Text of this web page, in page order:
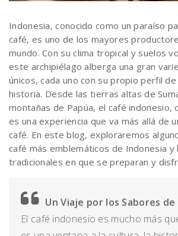
Indonesia, conocido como un paraíso
café, es uno de los mayores
mundo. Con su clima tropical y suelos
este archipiélago alberga una gran
únicos, cada uno con su propio perfil
historia. Desde las tierras altas de
montañas de Papúa, el café indonesio,
es una experiencia que va más allá de
café. En este blog, exploraremos
café más emblemáticos de Indonesia y
tradicionales en que se preparan y
Un Viaje por los Sabores
El café indonesio es mucho más